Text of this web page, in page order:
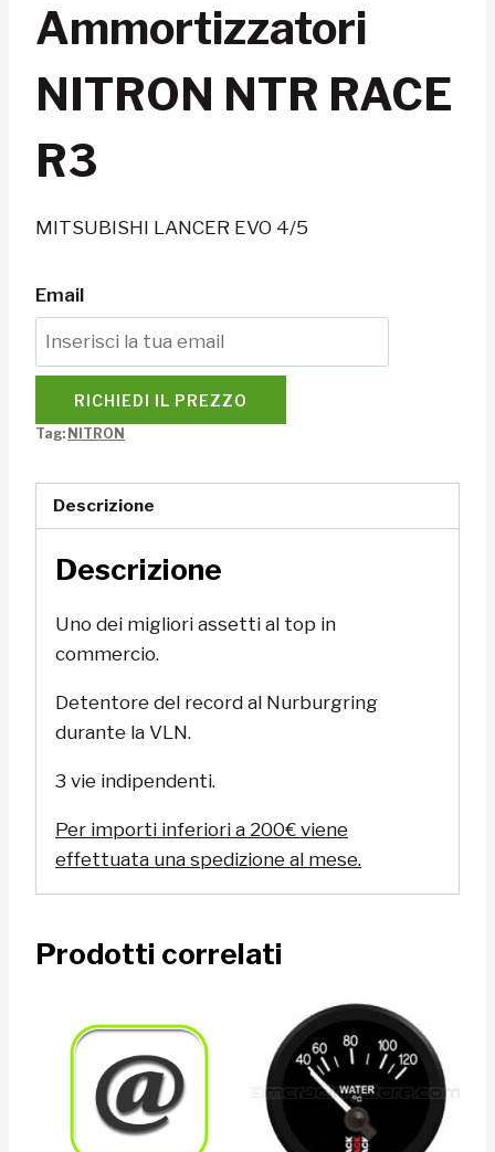
Ammortizzatori
NITRON NTR RACE
R3
MITSUBISHI LANCER EVO 4/5
Email
RICHIEDI IL PREZZO
Tag: NITRON
Descrizione
Descrizione
Uno dei migliori assetti al top in
commercio.
Detentore del record al Nurburgring
durante la VLN.
3 vie indipendenti.
Per importi inferiori a 200€ viene
effettuata una spedizione al mese.
Prodotti correlati